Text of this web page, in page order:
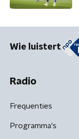
Wie luistert
Radio
Frequenties
Programma's